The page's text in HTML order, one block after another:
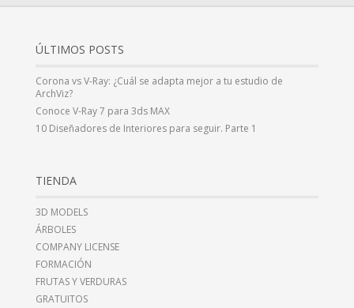
ÚLTIMOS POSTS
Corona vs V-Ray: ¿Cuál se adapta mejor a tu estudio de
ArchViz?
Conoce V-Ray 7 para 3ds MAX
10 Diseñadores de Interiores para seguir. Parte 1
TIENDA
3D MODELS
ÁRBOLES
COMPANY LICENSE
FORMACIÓN
FRUTAS Y VERDURAS
GRATUITOS